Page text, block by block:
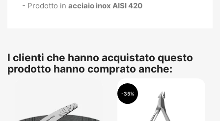
- Prodotto in acciaio inox AISI 420
I clienti che hanno acquistato questo
prodotto hanno comprato anche:
-35%